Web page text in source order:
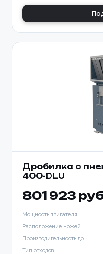
Дробилка с
400-DLU
801 923 руб
Мощность двигателя
Расположение ножей
Производительность до
Тип отходов